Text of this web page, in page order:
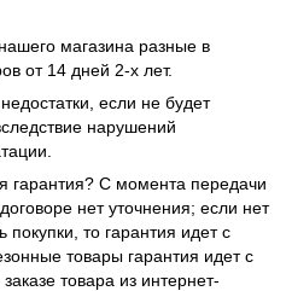
магазина разные в
от 14 дней 2-х лет.
если не будет
нарушений
гарантия? С момента передачи
нет уточнения; если нет
покупки, то гарантия идет с
товары гарантия идет с
товара из интернет-